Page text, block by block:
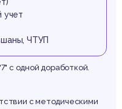
учет
ЧТУП
с одной доработкой.
с методическими